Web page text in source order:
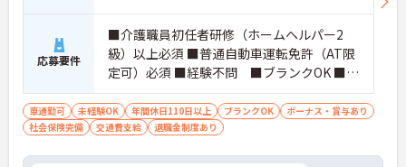
応募要件
■介護職員初任者研修（ホームヘルパー2
級）以上必須 ■普通自動車運転免許（AT限
定可）必須 ■経験不問 ■ブランクOK ■簡
単なWord･Excel知識であれば大丈夫です。
車通勤可 未経験OK 年間休日110日以上 ブランクOK
ボーナス・賞与あり
社会保険完備
交通費支給 退職金制度あり